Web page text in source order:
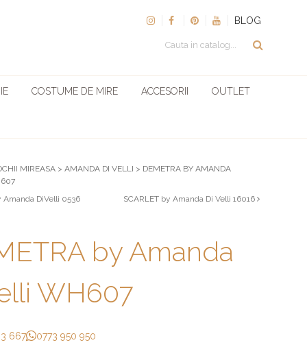
BLOG
COSTUME DE MIRE ACCESORII OUTLET
MIREASA >AMANDA DI VELLI > DEMETRA BY AMANDA
Amanda DiVelli 0536
SCARLET by Amanda Di Velli 16016
by Amanda
WH607
667 0773 950 950